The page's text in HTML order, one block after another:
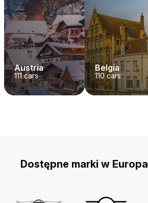
Austria
111cars
Belgia
110 cars
Dostępne marki w Europa